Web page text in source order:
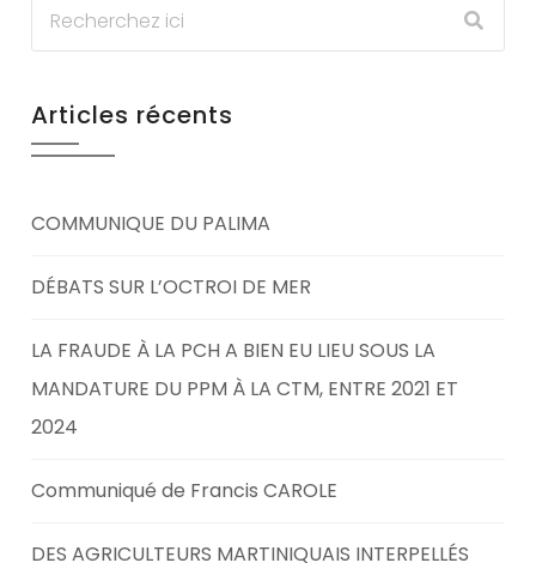
Articles récents
COMMUNIQUE DU PALIMA
DÉBATS SUR L’OCTROI DE MER
LA FRAUDE À LA PCH A BIEN EU LIEU SOUS LA
MANDATURE DU PPM À LA CTM, ENTRE 2021 ET
2024
Communiqué de Francis CAROLE
DES AGRICULTEURS MARTINIQUAIS INTERPELLÉS